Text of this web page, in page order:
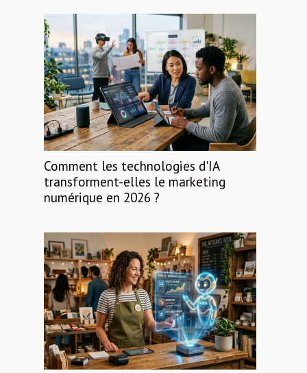
Comment les technologies d'IA
transforment-elles le marketing
numérique en 2026 ?